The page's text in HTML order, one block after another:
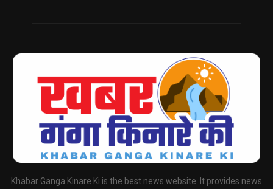
Khabar Ganga Kinare Ki is the best news website. It provides news